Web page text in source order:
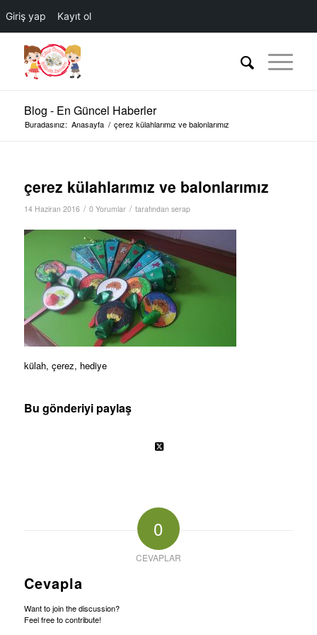
Giriş yap Kayıt ol
Blog - En Güncel Haberler
Buradasınız: Anasayfa / çerez külahlarımız ve balonlarımız
çerez külahlarımız ve balonlarımız
14 Haziran 2016 / 0 Yorumlar / tarafından serap
külah, çerez, hediye
Bu gönderiyi paylaş
0
CEVAPLAR
Cevapla
Want to join the discussion?
Feel free to contribute!